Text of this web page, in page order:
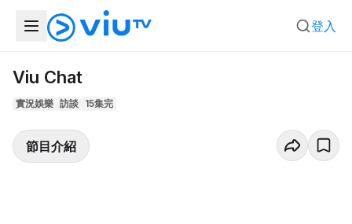
登入
Viu Chat
實況娛樂 訪談 15集完
節目介紹